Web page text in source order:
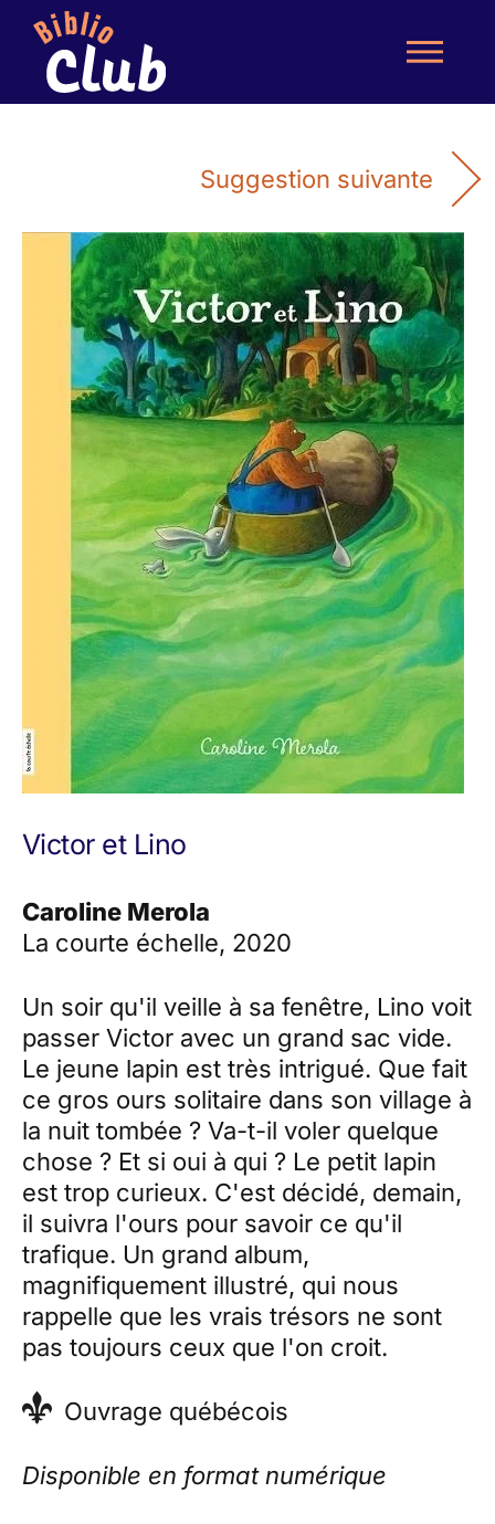
Victor et Lino
Caroline Merola
La courte échelle, 2020
Un soir qu'il veille à sa fenêtre, Lino voit
passer Victor avec un grand sac vide.
Le jeune lapin est très intrigué. Que fait
ce gros ours solitaire dans son village à
la nuit tombée ? Va-t-il voler quelque
chose ? Et si oui à qui ? Le petit lapin
est trop curieux. C'est décidé, demain,
il suivra l'ours pour savoir ce qu'il
trafique. Un grand album,
magnifiquement illustré, qui nous
rappelle que les vrais trésors ne sont
pas toujours ceux que l'on croit.
Ouvrage québécois
Disponible en format numérique
Suggestion suivante